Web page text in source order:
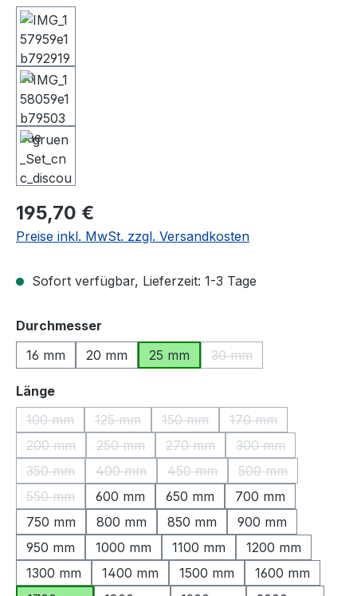
Regulärer Preis:
195,70 €
Preise inkl. MwSt. zzgl. Versandkosten
Sofort verfügbar, Lieferzeit: 1-3 Tage
Durchmesser
16 mm
20 mm 25 mm 30 mm
(Diese Option ist
Längeauswählen
100 mm
(Diese Option ist zurzeit nicht verfügbar.)
125 mm
(Diese Option ist zurzeit nicht verfügbar.)
150 mm
(Diese Option ist zurzeit nicht
170 mm
(Diese Option ist
200 mm
(Diese Option ist zurzeit nicht verfügbar.)
250 mm
(Diese Option ist zurzeit nicht verfügbar.)
270 mm
(Diese Option ist zurzeit nicht
300 mm
(Diese Option ist
350 mm
(Diese Option ist zurzeit nicht verfügbar.)
400 mm
(Diese Option ist zurzeit nicht verfügbar.)
450 mm
(Diese Option ist zurzeit nicht
500 mm
(Diese Option ist
550 mm
(Diese Option ist zurzeit nicht verfügbar.)
600 mm 650 mm
700 mm
750 mm
800 mm 850 mm
900 mm
950 mm
1000 mm 1100 mm
1200 mm
1300 mm
1400 mm 1500 mm
1600 mm